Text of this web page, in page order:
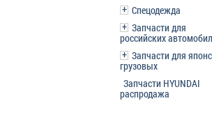
Спецодежда
Запчасти для
российских
Запчасти для
грузовых
Запчасти HYUNDAI
распродажа